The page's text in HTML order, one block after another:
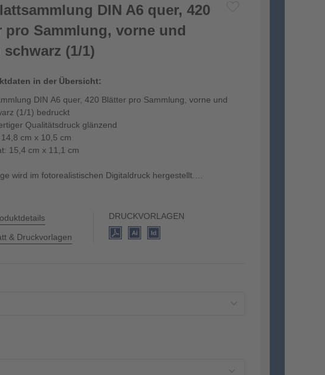
DIN A6 quer, 420
pro Sammlung, vorne und
(1/1)
in der Übersicht:
DIN A6 quer, 420 Blätter pro Sammlung, vorne und
(1/1) bedruckt
Qualitätsdruck glänzend
cm x 10,5 cm
15,4 cm x 11,1 cm
wird im fotorealistischen Digitaldruck hergestellt.
& Druckvorlagen
DRUCKVORLAGEN